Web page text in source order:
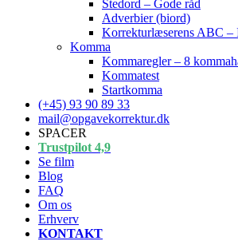
Stedord – Gode råd
Adverbier (biord)
Korrekturlæserens ABC –
Komma
Kommaregler – 8
Kommatest
Startkomma
(+45) 93 90 89 33
mail@opgavekorrektur.dk
SPACER
Trustpilot 4,9
Se film
Blog
FAQ
Om os
Erhverv
KONTAKT